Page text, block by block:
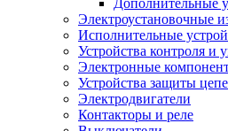
Электроустановочные
Исполнительные
Устройства контроля и
Электронные
Устройства защиты
Электродвигатели
Контакторы и реле